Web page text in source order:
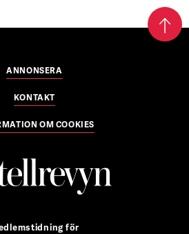
ANNONSERA
KONTAKT
OM COOKIES
för